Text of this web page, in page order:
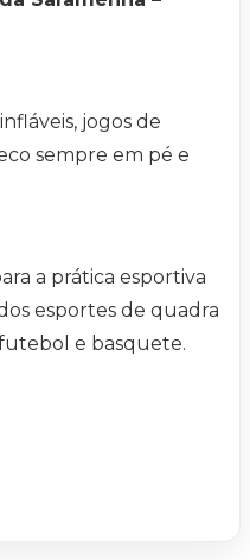
jogos de
sempre em pé e
a prática esportiva
esportes de quadra
e basquete.